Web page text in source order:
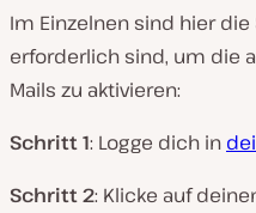
Im Einzelnen sind hier
erforderlich sind, um die
Mails zu aktivieren:
Schritt 1: Logge dich in
Schritt 2: Klicke auf